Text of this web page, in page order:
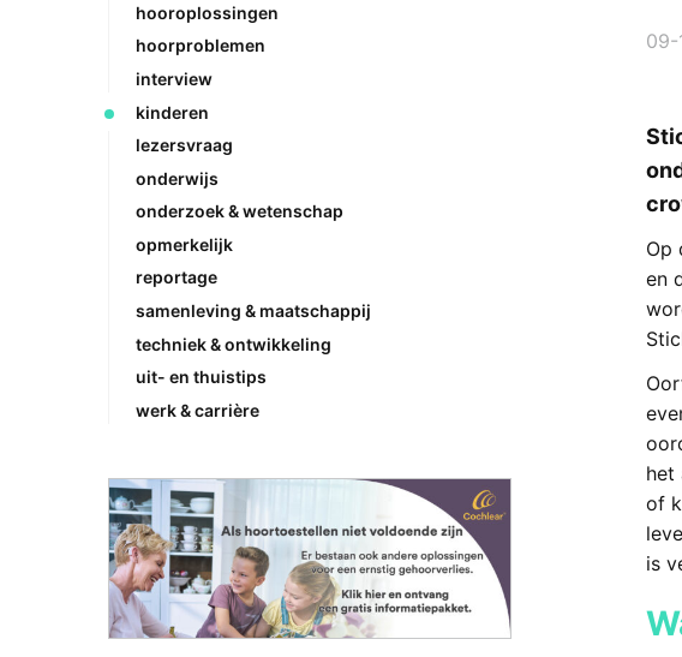
09-
Op
en
het
of
is
hooroplossingen
hoorproblemen
interview
kinderen
lezersvraag
onderwijs
onderzoek & wetenschap
opmerkelijk
reportage
samenleving & maatschappij
techniek & ontwikkeling
uit- en thuistips
werk & carrière